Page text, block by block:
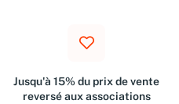
Jusqu'à 15% du prix de vente
reversé aux associations